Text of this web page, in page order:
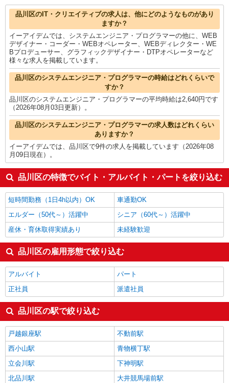
看護師・保健師・看護助手・助産師1,836円
品川区の他の職種の平均時給を見る
品川区のIT・クリエイティブの求人は、他にどのようなものがあり
ますか？
イーアイデムでは、システムエンジニア・プログラマーの他に、WEB
デザイナー・コーダー・WEBオペレーター、WEBディレクター・WE
Bプロデューサー、グラフィックデザイナー・DTPオペレーターなど
様々な求人を掲載しています。
品川区のシステムエンジニア・プログラマーの時給はどれくらいで
すか？
品川区のシステムエンジニア・プログラマーの平均時給は2,640円です
（2026年08月03日更新）。
品川区のシステムエンジニア・プログラマーの求人数はどれくらい
ありますか？
イーアイデムでは、品川区で9件の求人を掲載しています（2026年08
月09日現在）。
品川区の特徴でバイト・アルバイト・パートを絞り込む
短時間勤務（1日4h以内）OK
車通勤OK
エルダー（50代～）活躍中
シニア（60代～）活躍中
産休・育休取得実績あり
未経験歓迎
品川区の雇用形態で絞り込む
アルバイト
パート
正社員
派遣社員
品川区の駅で絞り込む
戸越銀座駅
不動前駅
西小山駅
青物横丁駅
立会川駅
下神明駅
北品川駅
大井競馬場前駅